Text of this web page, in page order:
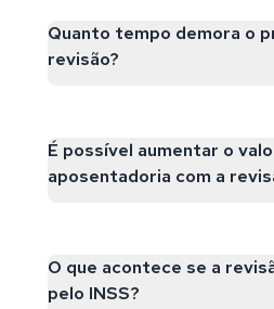
Quanto tempo demora o
revisão?
É possível aumentar o
aposentadoria com a
O que acontece se a
pelo INSS?